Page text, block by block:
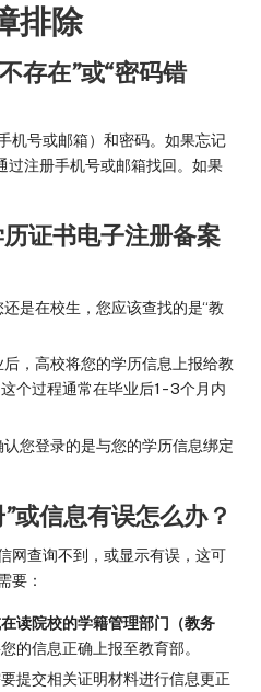
排除
存在”或“密码错
机号或邮箱）和密码。如果忘记
过注册手机号或邮箱找回。如果
证书电子注册备案
是在校生，您应该查找的是“教
后，高校将您的学历信息上报给教
个过程通常在毕业后1-3个月内
认您登录的是与您的学历信息绑定
或信息有误怎么办？
网查询不到，或显示有误，这可
要：
读院校的学籍管理部门（教务
的信息正确上报至教育部。
提交相关证明材料进行信息更正